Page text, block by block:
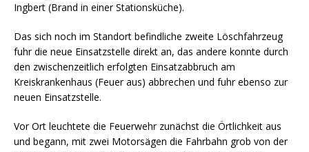
Ingbert (Brand in einer Stationsküche).
Das sich noch im Standort befindliche zweite Löschfahrzeug
fuhr die neue Einsatzstelle direkt an, das andere konnte durch
den zwischenzeitlich erfolgten Einsatzabbruch am
Kreiskrankenhaus (Feuer aus) abbrechen und fuhr ebenso zur
neuen Einsatzstelle.
Vor Ort leuchtete die Feuerwehr zunächst die Örtlichkeit aus
und begann, mit zwei Motorsägen die Fahrbahn grob von der